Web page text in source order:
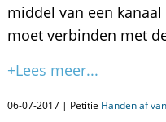
middel van een
moet verbinden met
+Lees meer...
06-07-2017 | Petitie Handen af